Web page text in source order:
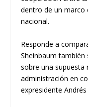
dentro de un marco
nacional.
Responde a
Sheinbaum
sobre una supuesta
administración en
expresidente